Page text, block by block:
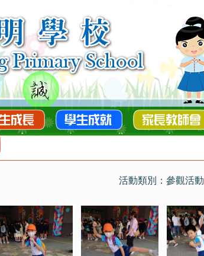
活動類別：參觀活動